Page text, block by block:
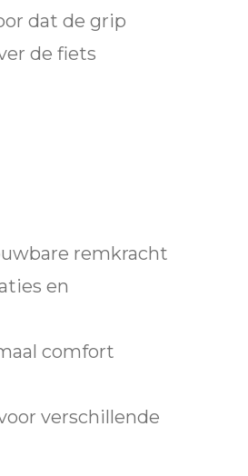
dat de grip
de fiets
remkracht
en
comfort
verschillende